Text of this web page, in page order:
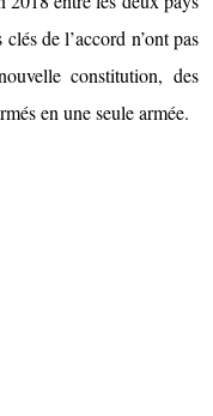
de l’accord n’ont pas
constitution, des
en une seule armée.